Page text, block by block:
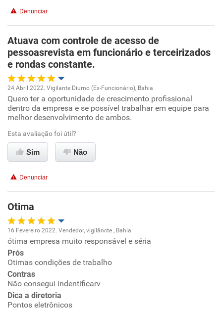
Denunciar
Atuava com controle de acesso de
pessoasrevista em funcionário e terceirizados
e rondas constante.
Oportunidade de promoção
Conciliação com a vida familiar
24 Abril 2022. Vigilante Diurno (Ex-Funcionário), Bahia
Quero ter a oportunidade de crescimento profissional
dentro da empresa e se possível trabalhar em equipe para
melhor desenvolvimento de ambos.
Esta avaliação foi útil?
Sim Não
Denunciar
Otima
Oportunidade de promoção
Ambiente de trabalho
Conciliação com a vida familiar
16 Fevereiro 2022. Vendedor, vigilâncte , Bahia
ótima empresa muito responsável e séria
Prós
Otimas condições de trabalho
Contras
Não consegui indentificarv
Dica a diretoria
Pontos eletrônicos